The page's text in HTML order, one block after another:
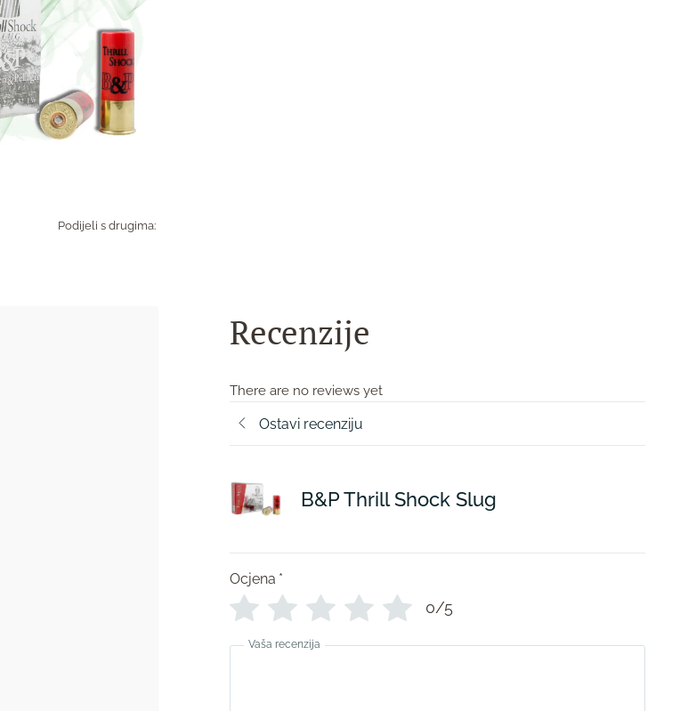
Podijeli s drugima:
Recenzije
There are no reviews yet
Ostavi recenziju
B&P Thrill Shock Slug
Ocjena *
0/5
Vaša recenzija